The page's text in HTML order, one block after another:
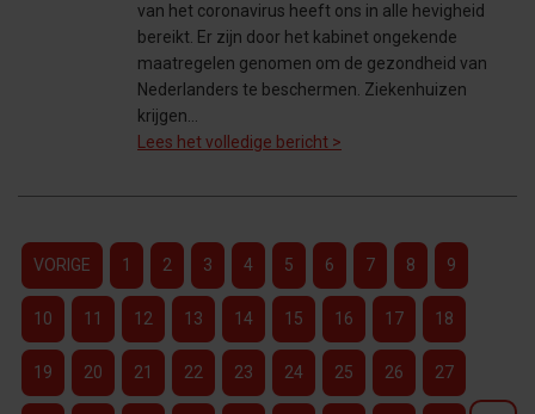
van het coronavirus heeft ons in alle hevigheid
bereikt. Er zijn door het kabinet ongekende
maatregelen genomen om de gezondheid van
Nederlanders te beschermen. Ziekenhuizen
krijgen…
Lees het volledige bericht >
VORIGE 1 2 3 4 5 6 7 8 9
10 11 12 13 14 15 16 17 18
19 20 21 22 23 24 25 26 27